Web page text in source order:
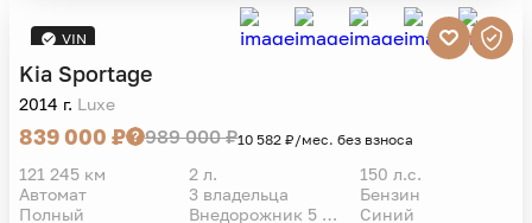
Подробнее
VIN